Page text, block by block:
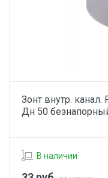
Зонт внутр.
Дн 50
В наличии